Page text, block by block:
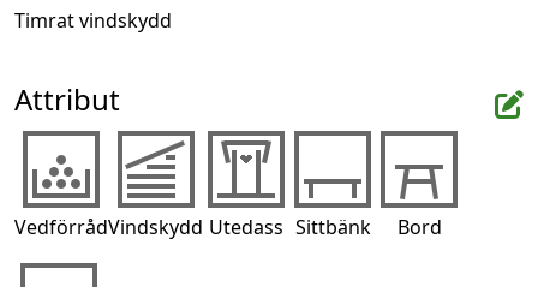
Timrat vindskydd
Attribut
VedförrådVindskydd Utedass Sittbänk Bord